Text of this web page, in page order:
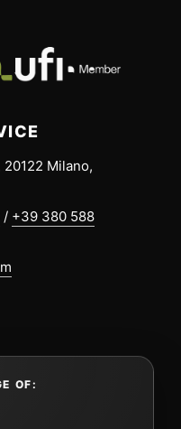
Milano,
/ +39 380 588
OF: